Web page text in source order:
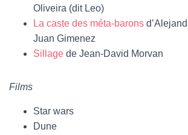
Oliveira (dit Leo)
La caste des méta-barons
Juan Gimenez
Sillage de Jean-David Morvan
Films
Star wars
Dune